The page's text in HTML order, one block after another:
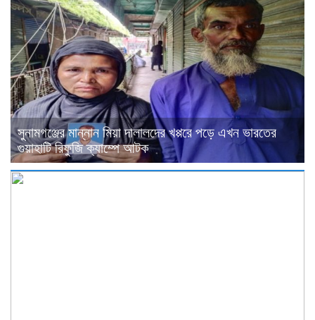
সুনামগঞ্জের মান্নান মিয়া দালালদের খপ্পরে পড়ে এখন ভারতের
গুয়াহাটি রিফুজি ক্যাম্পে আটক